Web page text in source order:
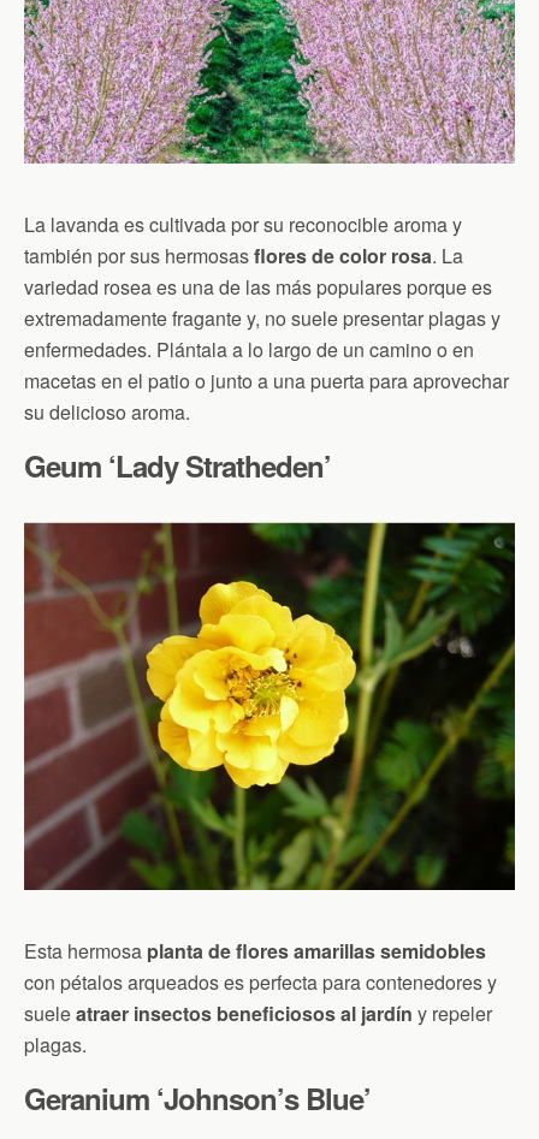
La lavanda es cultivada por su reconocible aroma y
también por sus hermosasflores de color rosa. La
variedad rosea es una de las más populares porque es
extremadamente fragante y, no suele presentar plagas y
enfermedades. Plántala a lo largo de un camino o en
macetas en el patio o junto a una puerta para aprovechar
su delicioso aroma.
Geum ‘Lady Stratheden’
Esta hermosa planta de flores amarillas semidobles
con pétalos arqueados es perfecta para contenedores y
sueleatraer insectos beneficiosos al jardín y repeler
plagas.
Geranium ‘Johnson’s Blue’